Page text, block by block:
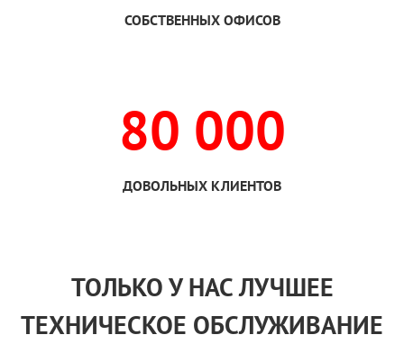
СОБСТВЕННЫХ ОФИСОВ
80 000
ДОВОЛЬНЫХ КЛИЕНТОВ
ТОЛЬКОУ НАСЛУЧШЕЕ
ТЕХНИЧЕСКОЕ ОБСЛУЖИВАНИЕ